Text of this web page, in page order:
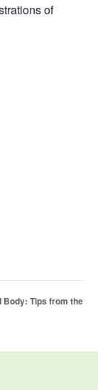
of
Body: Tips from the